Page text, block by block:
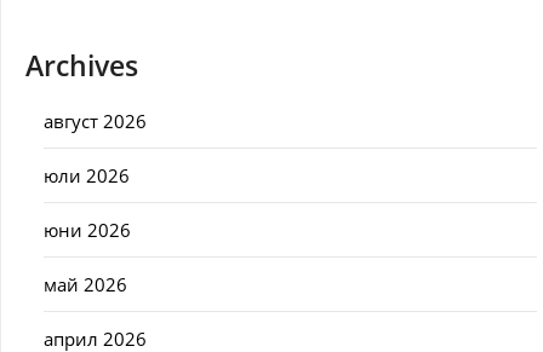
Archives
август 2026
юли 2026
юни 2026
май 2026
април 2026